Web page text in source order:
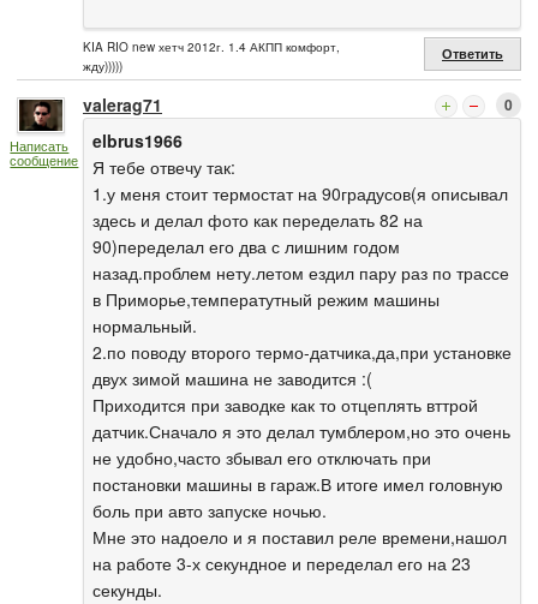
KIA RIO new хетч 2012г. 1.4 АКПП комфорт,
жду)))))
Ответить
Написать
сообщение
valerag71 0
elbrus1966
Я тебе отвечу так:
1.у меня стоит термостат на 90градусов(я описывал
здесь и делал фото как переделать 82 на
90)переделал его два с лишним годом
назад.проблем нету.летом ездил пару раз по трассе
в Приморье,температутный режим машины
нормальный.
2.по поводу второго термо-датчика,да,при установке
двух зимой машина не заводится :(
Приходится при заводке как то отцеплять вттрой
датчик.Сначало я это делал тумблером,но это очень
не удобно,часто збывал его отключать при
постановки машины в гараж.В итоге имел головную
боль при авто запуске ночью.
Мне это надоело и я поставил реле времени,нашол
на работе 3-х секундное и переделал его на 23
секунды.